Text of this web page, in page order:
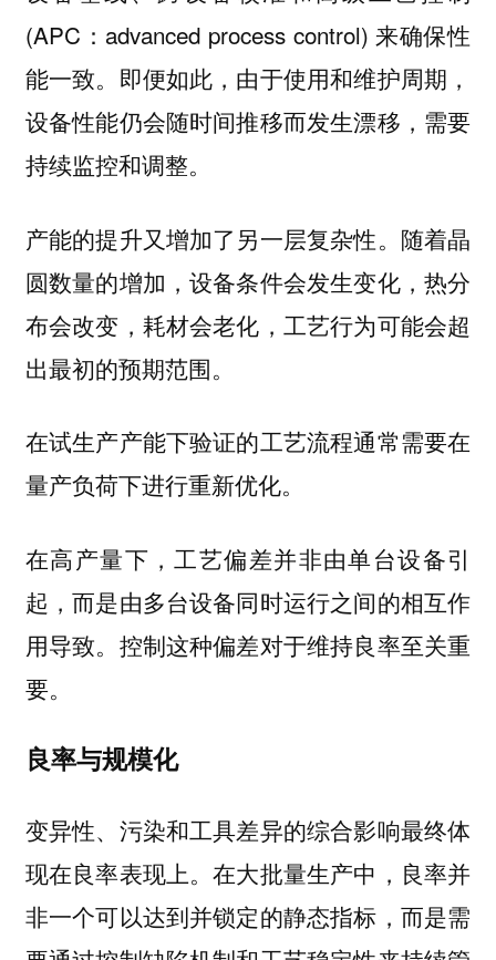
(APC：advanced process control) 来确保性
能一致。即便如此，由于使用和维护周期，
设备性能仍会随时间推移而发生漂移，需要
持续监控和调整。
产能的提升又增加了另一层复杂性。随着晶
圆数量的增加，设备条件会发生变化，热分
布会改变，耗材会老化，工艺行为可能会超
出最初的预期范围。
在试生产产能下验证的工艺流程通常需要在
量产负荷下进行重新优化。
在高产量下，工艺偏差并非由单台设备引
起，而是由多台设备同时运行之间的相互作
用导致。控制这种偏差对于维持良率至关重
要。
良率与规模化
变异性、污染和工具差异的综合影响最终体
现在良率表现上。在大批量生产中，良率并
非一个可以达到并锁定的静态指标，而是需